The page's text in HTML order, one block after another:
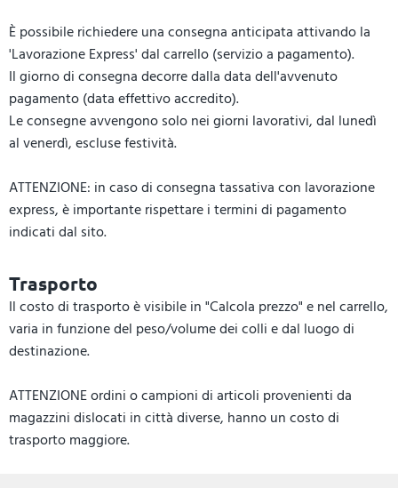
È possibile richiedere una consegna anticipata attivando la
'Lavorazione Express' dal carrello (servizio a pagamento).
Il giorno di consegna decorre dalla data dell'avvenuto
pagamento (data effettivo accredito).
Le consegne avvengono solo nei giorni lavorativi, dal lunedì
al venerdì, escluse festività.
ATTENZIONE: in caso di consegna tassativa con lavorazione
express, è importante rispettare i termini di pagamento
indicati dal sito.
Trasporto
Il costo di trasporto è visibile in "Calcola prezzo" e nel carrello,
varia in funzione del peso/volume dei colli e dal luogo di
destinazione.
ATTENZIONE ordini o campioni di articoli provenienti da
magazzini dislocati in città diverse, hanno un costo di
trasporto maggiore.